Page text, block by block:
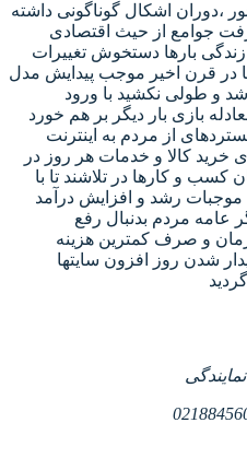
،دوران اشکال گوناگونی داشته
جوامع از حیث اقتصادی
بارها دستخوش تغییرات
قرن اخیر موجب پیدایش مدل
و طولی نکشید با ورود
بازی بار دیگر بر هم خورد
از مردم به اینترنت
کالا و خدمات هر روز در
و کارها در تلاشند تا با
رشد و افزایش درآمد
عامه مردم بدنبال رفع
زمان و صرف کمترین هزینه
شدن روز افزون سایتها